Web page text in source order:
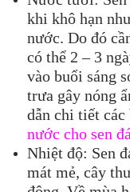
khi khô hạn
nước. Do đó
có thể 2 – 3
vào buổi sáng
trưa gây nóng
dẫn chi tiết
nước cho sen đá
Nhiệt độ: Sen
mát mẻ, cây